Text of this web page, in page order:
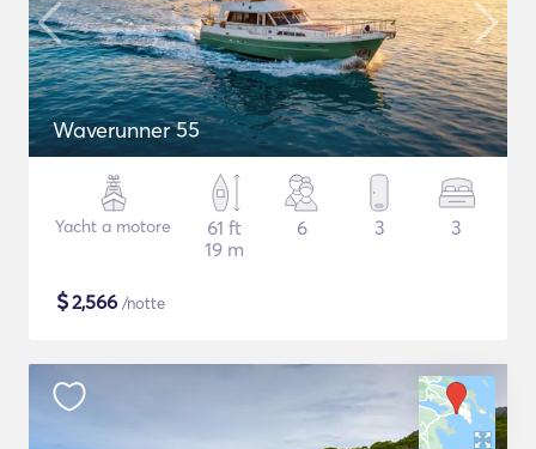
Waverunner 55
Yacht a motore
61 ft
19 m
6 3 3
$2,566 /notte